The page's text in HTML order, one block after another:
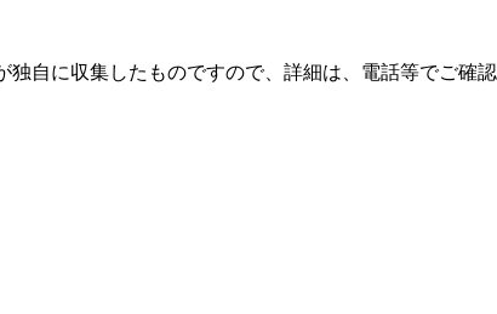
自に収集したものですので、詳細は、電話等でご確認